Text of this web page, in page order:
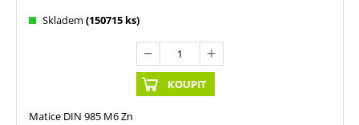
Skladem (150715 ks)
KOUPIT
Matice DIN 985 M6 Zn